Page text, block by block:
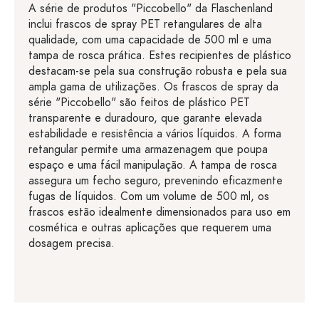
A série de produtos "Piccobello" da Flaschenland
inclui frascos de spray PET retangulares de alta
qualidade, com uma capacidade de 500 ml e uma
tampa de rosca prática. Estes recipientes de plástico
destacam-se pela sua construção robusta e pela sua
ampla gama de utilizações. Os frascos de spray da
série "Piccobello" são feitos de plástico PET
transparente e duradouro, que garante elevada
estabilidade e resistência a vários líquidos. A forma
retangular permite uma armazenagem que poupa
espaço e uma fácil manipulação. A tampa de rosca
assegura um fecho seguro, prevenindo eficazmente
fugas de líquidos. Com um volume de 500 ml, os
frascos estão idealmente dimensionados para uso em
cosmética e outras aplicações que requerem uma
dosagem precisa.